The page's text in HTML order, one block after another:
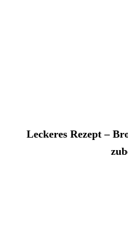
Leckeres Rezept –